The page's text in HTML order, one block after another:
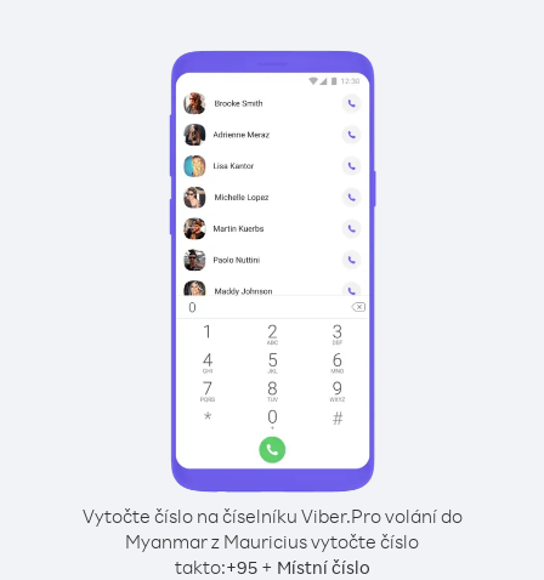
Vytočte číslo na číselníku Viber.Pro volání do
Myanmar z Mauricius vytočte číslo
takto:+95+ Místní číslo